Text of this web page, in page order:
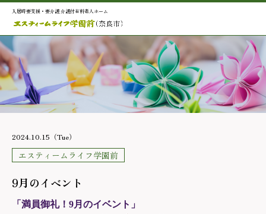
入居時要支援・要介護 介護付有料老人ホーム
2024.10.15（Tue）
エスティームライフ学園前
9月のイベント
「満員御礼！9月のイベント」